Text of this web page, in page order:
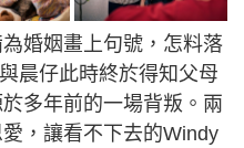
婚姻畫上句號，怎料落
晨仔此時終於得知父母
多年前的一場背叛。兩
，讓看不下去的Windy